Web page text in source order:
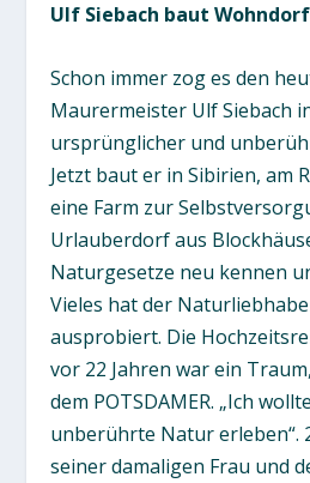
Ulf Siebach baut
Schon immer zog es den
Maurermeister Ulf Siebach
ursprünglicher und
Jetzt baut er in Sibirien, am
eine Farm zur
Urlauberdorf aus
Naturgesetze neu kennen
Vieles hat der
ausprobiert. Die
vor 22 Jahren war ein
dem POTSDAMER. „Ich
unberührte Natur erleben“.
seiner damaligen Frau und